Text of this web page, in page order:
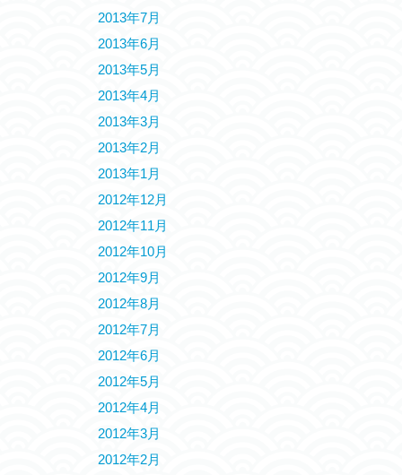
2013年7月
2013年6月
2013年5月
2013年4月
2013年3月
2013年2月
2013年1月
2012年12月
2012年11月
2012年10月
2012年9月
2012年8月
2012年7月
2012年6月
2012年5月
2012年4月
2012年3月
2012年2月